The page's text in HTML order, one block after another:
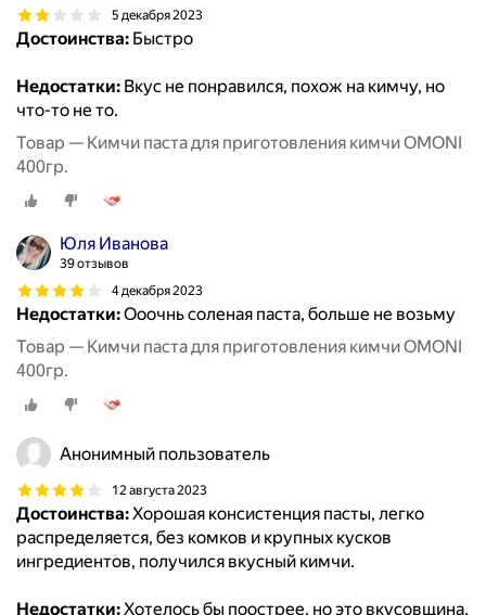
5 декабря 2023
Достоинства: Быстро
Недостатки: Вкус не понравился, похож на кимчу, но
что-то не то.
Товар — Кимчи паста для приготовления кимчи OMONI
400гр.
Юля Иванова
39 отзывов
4 декабря 2023
Недостатки:Ооочнь соленая паста, больше не возьму
Товар — Кимчи паста для приготовления кимчи OMONI
400гр.
Анонимный пользователь
12 августа 2023
Достоинства:Хорошая консистенция пасты, легко
распределяется, без комков и крупных кусков
ингредиентов, получился вкусный кимчи.
Недостатки:Хотелось бы поострее, но это вкусовщина,